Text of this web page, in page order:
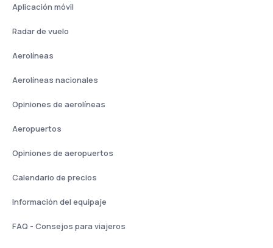
Aplicación móvil
Radar de vuelo
Aerolíneas
Aerolíneas nacionales
Opiniones de aerolíneas
Aeropuertos
Opiniones de aeropuertos
Calendario de precios
Información del equipaje
FAQ - Consejos para viajeros